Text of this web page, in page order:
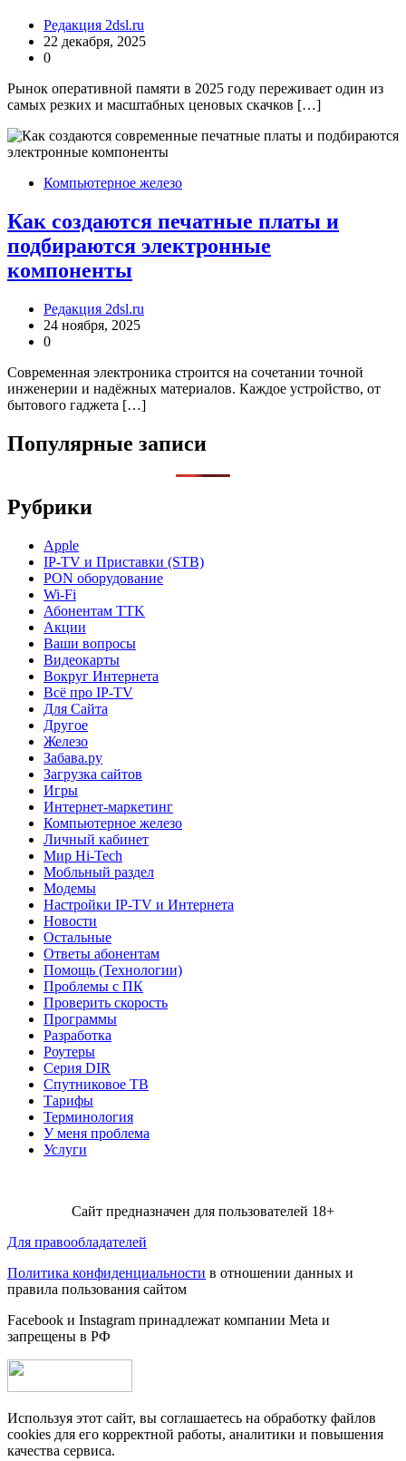
Редакция 2dsl.ru
22 декабря, 2025
0
Рынок оперативной памяти в 2025 году переживает один из
самых резких и масштабных ценовых скачков […]
Компьютерное железо
Как создаются печатные платы и
подбираются электронные
компоненты
Редакция 2dsl.ru
24 ноября, 2025
0
Современная электроника строится на сочетании точной
инженерии и надёжных материалов. Каждое устройство, от
бытового гаджета […]
Популярные записи
Рубрики
Apple
IP-TV и Приставки (STB)
PON оборудование
Wi-Fi
Абонентам TTK
Акции
Ваши вопросы
Видеокарты
Вокруг Интернета
Всё про IP-TV
Для Сайта
Другое
Железо
Забава.ру
Загрузка сайтов
Игры
Интернет-маркетинг
Компьютерное железо
Личный кабинет
Мир Hi-Tech
Мобльный раздел
Модемы
Настройки IP-TV и Интернета
Новости
Остальные
Ответы абонентам
Помощь (Технологии)
Проблемы с ПК
Проверить скорость
Программы
Разработка
Роутеры
Серия DIR
Спутниковое ТВ
Тарифы
Терминология
У меня проблема
Услуги
Сайт предназначен для пользователей 18+
Для правообладателей
Политика конфиденциальности в отношении данных и
правила пользования сайтом
Facebook и Instagram принадлежат компании Metа и
запрещены в РФ
Используя этот сайт, вы соглашаетесь на обработку файлов
cookies для его корректной работы, аналитики и повышения
качества сервиса.